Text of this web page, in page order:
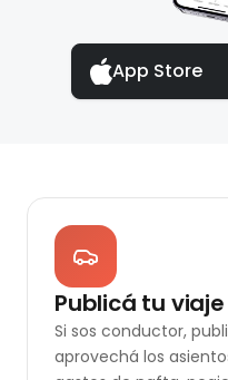
App Store
Publicá tu viaje
Si sos conductor,
aprovechá los